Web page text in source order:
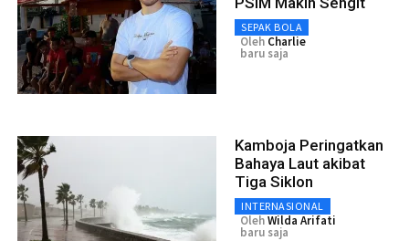
SEPAK BOLA
Oleh Charlie
baru saja
Kamboja Peringatkan
Bahaya Laut akibat
Tiga Siklon
INTERNASIONAL
OlehWilda Arifati
baru saja